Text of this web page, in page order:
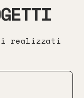
realizzati